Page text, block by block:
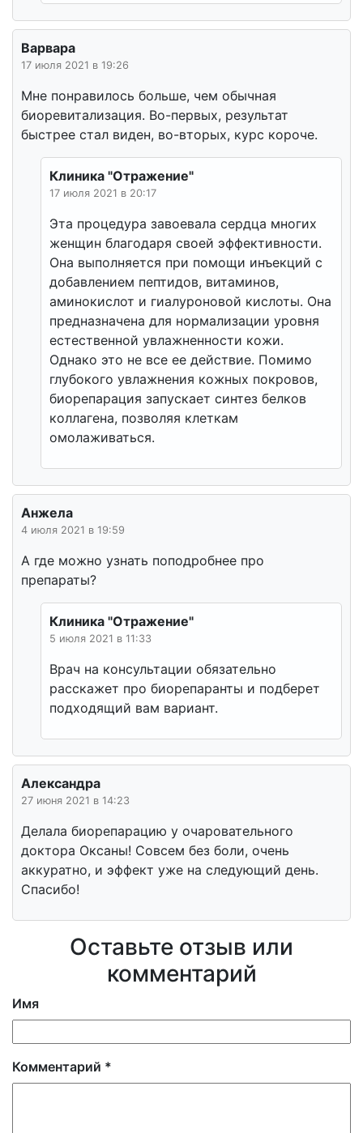
Варвара
17 июля 2021 в 19:26
Мне понравилось больше, чем обычная
биоревитализация. Во-первых, результат
быстрее стал виден, во-вторых, курс короче.
Клиника "Отражение"
17 июля 2021 в 20:17
Эта процедура завоевала сердца многих
женщин благодаря своей эффективности.
Она выполняется при помощи инъекций с
добавлением пептидов, витаминов,
аминокислот и гиалуроновой кислоты. Она
предназначена для нормализации уровня
естественной увлажненности кожи.
Однако это не все ее действие. Помимо
глубокого увлажнения кожных покровов,
биорепарация запускает синтез белков
коллагена, позволяя клеткам
омолаживаться.
Анжела
4 июля 2021 в 19:59
А где можно узнать поподробнее про
препараты?
Клиника "Отражение"
5 июля 2021 в 11:33
Врач на консультации обязательно
расскажет про биорепаранты и подберет
подходящий вам вариант.
Александра
27 июня 2021 в 14:23
Делала биорепарацию у очаровательного
доктора Оксаны! Совсем без боли, очень
аккуратно, и эффект уже на следующий день.
Спасибо!
Оставьте отзыв или
комментарий
Комментарий *
Имя